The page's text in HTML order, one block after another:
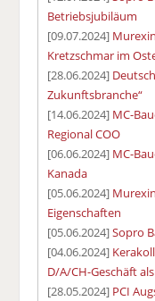
Betriebsjubiläum
[09.07.2024]
Kretzschmar im
[28.06.2024]
Zukunftsbranche“
[14.06.2024] MC-
Regional COO
[06.06.2024] MC-
Kanada
[05.06.2024]
Eigenschaften
[05.06.2024]Sopro
[04.06.2024]
D/A/CH-Geschäft
[28.05.2024] PCI